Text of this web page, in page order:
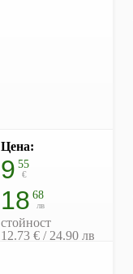
Цена:
9 55
€
18 68
лв
стойност
12.73 € / 24.90 лв